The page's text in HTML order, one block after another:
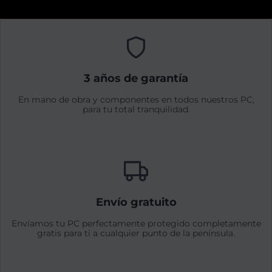
3 años de garantía
En mano de obra y componentes en todos nuestros PC,
para tu total tranquilidad.
Envío gratuito
Envíamos tu PC perfectamente protegido completamente
gratis para ti a cualquier punto de la península.